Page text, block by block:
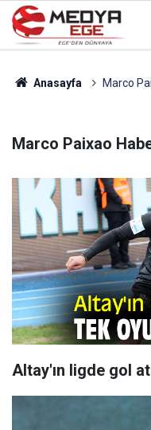
Anasayfa Marco
Marco Paixao
Altay'ın ligde gol